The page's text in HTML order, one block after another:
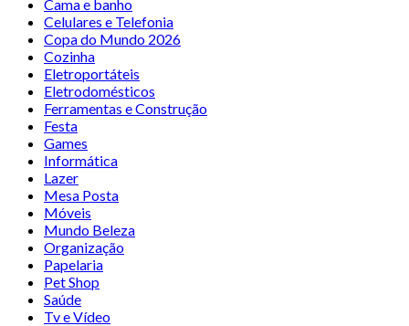
Cama e banho
Celulares e Telefonia
Copa do Mundo 2026
Cozinha
Eletroportáteis
Eletrodomésticos
Ferramentas e Construção
Festa
Games
Informática
Lazer
Mesa Posta
Móveis
Mundo Beleza
Organização
Papelaria
Pet Shop
Saúde
Tv e Vídeo